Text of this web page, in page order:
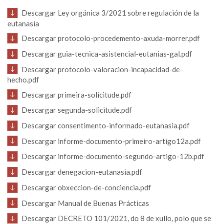
Descargar Ley orgánica 3/2021 sobre regulación de la
eutanasia
Descargar protocolo-procedemento-axuda-morrer.pdf
Descargar guia-tecnica-asistencial-eutanias-gal.pdf
Descargar protocolo-valoracion-incapacidad-de-
hecho.pdf
Descargar primeira-solicitude.pdf
Descargar segunda-solicitude.pdf
Descargar consentimento-informado-eutanasia.pdf
Descargar informe-documento-primeiro-artigo12a.pdf
Descargar informe-documento-segundo-artigo-12b.pdf
Descargar denegacion-eutanasia.pdf
Descargar obxeccion-de-conciencia.pdf
Descargar Manual de Buenas Prácticas
Descargar DECRETO 101/2021, do 8 de xullo, polo que se